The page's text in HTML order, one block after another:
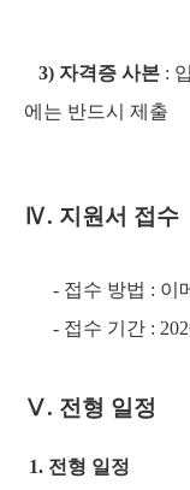
3) 자격증 사본 :
에는 반드시 제출
Ⅳ. 지원서 접수
- 접수 방법 : 이메
- 접수 기간 :
Ⅴ. 전형 일정
1. 전형 일정